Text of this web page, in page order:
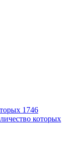
1746
которых